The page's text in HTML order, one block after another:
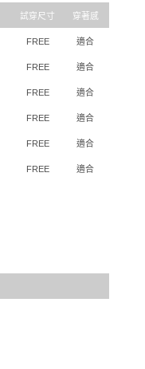
試穿尺寸 穿著感
FREE 適合
FREE 適合
FREE 適合
FREE 適合
FREE 適合
FREE 適合